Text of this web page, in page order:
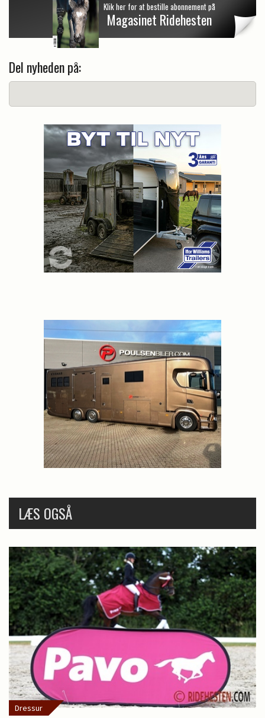
Klik her for at bestille abonnement på
Magasinet Ridehesten
Del nyheden på:
LÆS OGSÅ
Dressur